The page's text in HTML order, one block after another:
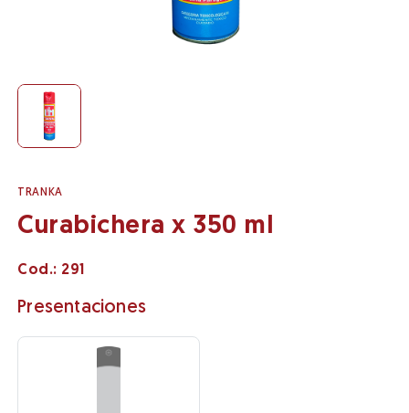
TRANKA
Curabichera x 350 ml
Cod.: 291
Presentaciones